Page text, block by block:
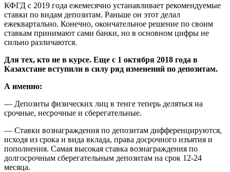
КФГД с 2019 года ежемесячно устанавливает рекомендуемые
ставки по видам депозитам. Раньше он этот делал
ежеквартально. Конечно, окончательное решение по своим
ставкам принимают сами банки, но в основном цифры не
сильно различаются.
Для тех, кто не в курсе. Еще с 1 октября 2018 года в
Казахстане вступили в силу ряд изменений по депозитам.
А именно:
— Депозиты физических лиц в тенге теперь деляться на
срочные, несрочные и сберегательные.
— Ставки вознаграждения по депозитам дифференцируются,
исходя из срока и вида вклада, права досрочного изъятия и
пополнения. Самая высокая ставка вознаграждения по
долгосрочным сберегательным депозитам на срок 12-24
месяца.